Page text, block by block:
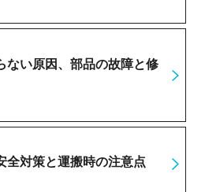
ない原因、部品の故障と修
全対策と運搬時の注意点